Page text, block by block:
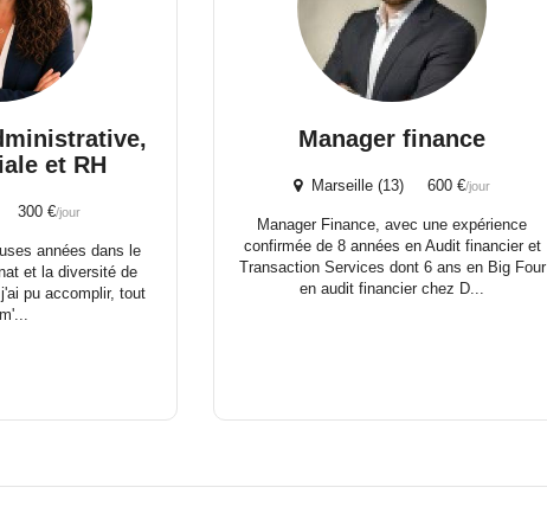
et RH
300 €/jour
années dans le
et la diversité de
pu accomplir, tout
Manager finance
Marseille (13) 600 €/jour
Manager Finance, avec une expérience
confirmée de 8 années en Audit financier et
Transaction Services dont 6 ans en Big Four
en audit financier chez D...